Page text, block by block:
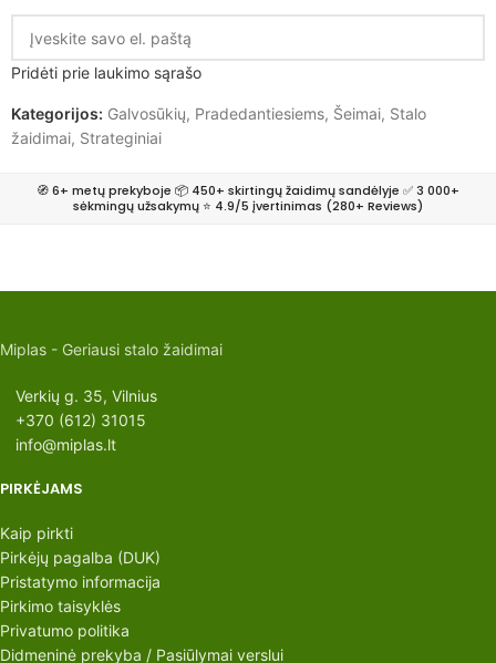
Pridėti prie laukimo sąrašo
Kategorijos: Galvosūkių, Pradedantiesiems, Šeimai, Stalo
žaidimai, Strateginiai
🧭 6+ metų prekyboje 📦 450+ skirtingų žaidimų sandėlyje ✅ 3 000+
sėkmingų užsakymų ⭐ 4.9/5 įvertinimas (280+ Reviews)
Miplas - Geriausi stalo žaidimai
Verkių g. 35, Vilnius
+370 (612) 31015
info@miplas.lt
PIRKĖJAMS
Kaip pirkti
Pirkėjų pagalba (DUK)
Pristatymo informacija
Pirkimo taisyklės
Privatumo politika
Didmeninė prekyba / Pasiūlymai verslui